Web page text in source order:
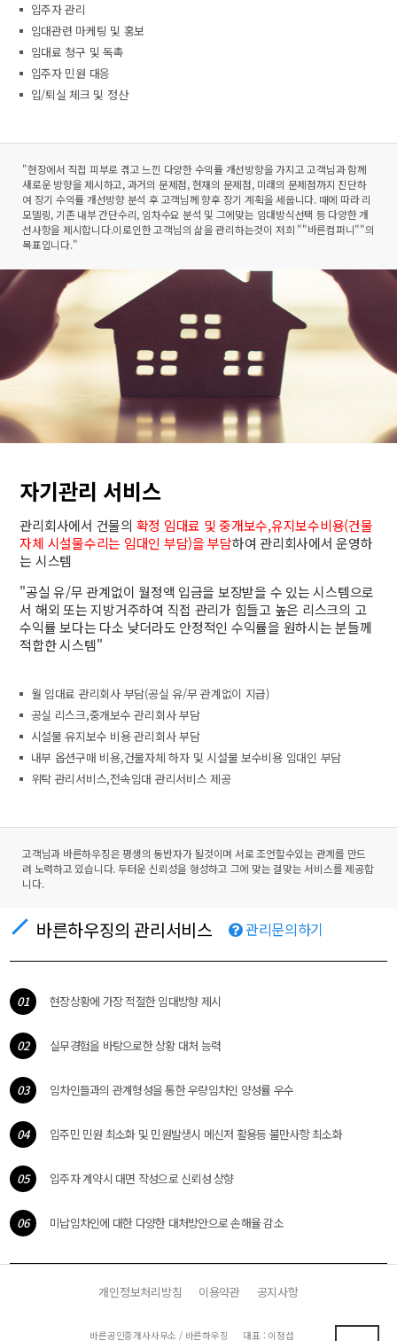
입주자 관리
임대관련 마케팅 및 홍보
임대료 청구 및 독촉
입주자 민원 대응
입/퇴실 체크 및 정산
"현장에서 직접 피부로 겪고 느낀 다양한 수익률 개선방향을 가지고 고객님과 함께
새로운 방향을 제시하고, 과거의 문제점, 현재의 문제점, 미래의 문제점까지 진단하
여 장기 수익률 개선방향 분석 후 고객님께 향후 장기 계획을 세웁니다. 때에 따라 리
모델링, 기존 내부 간단수리, 임차수요 분석 및 그에맞는 임대방식선택 등 다양한 개
선사항을 제시합니다. ​이로인한 고객님의 삶을 관리하는것이 저희 ""바른컴퍼니""의
목표입니다."
자기관리 서비스
관리회사에서 건물의 확정 임대료 및 중개보수,유지보수비용(건물
자체 시설물수리는 임대인 부담)을 부담하여 관리회사에서 운영하
는 시스템
"공실 유/무 관계없이 월정액 입금을 보장받을 수 있는 시스템으로
서 해외 또는 지방거주하여 직접 관리가 힘들고 높은 리스크의 고
수익률 보다는 다소 낮더라도 안정적인 수익률을 원하시는 분들께
적합한 시스템"
월 임대료 관리회사 부담(공실 유/무 관계없이 지급)
공실 리스크,중개보수 관리회사 부담
시설물 유지보수 비용 관리회사 부담
내부 옵션구매 비용,건물자체 하자 및 시설물 보수비용 임대인 부담
위탁 관리서비스,전속임대 관리서비스 제공
고객님과 바른하우징은 평생의 동반자가 될것이며 서로 조언할수있는 관계를 만드
려 노력하고 있습니다. 두터운 신뢰성을 형성하고 그에 맞는 걸맞는 서비스를 제공합
니다.
바른하우징의 관리서비스 관리문의하기
01 현장상황에 가장 적절한 임대방향 제시
02 실무경험을 바탕으로한 상황 대처 능력
03 임차인들과의 관계형성을 통한 우량임차인 양성률 우수
04 입주민 민원 최소화 및 민원발생시 메신저 활용등 불만사항 최소화
05 입주자 계약시 대면 작성으로 신뢰성 상향
06 미납임차인에 대한 다양한 대처방안으로 손해율 감소
개인정보처리방침 이용약관 공지사항
바른공인중개사사무소 / 바른하우징 대표 : 이정섭